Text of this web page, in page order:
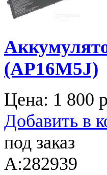
(AP16M5J)
Цена: 1 800
Добавить в
под заказ
A:282939